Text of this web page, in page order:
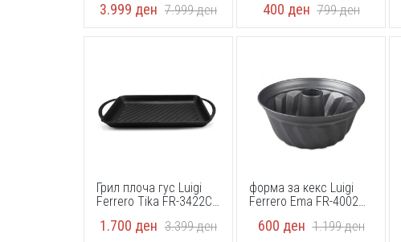
3.999 ден 7.999ден 400 ден 799ден
Грил плоча гус Luigi
Ferrero Tika FR-3422CI
1.700 ден 3.399ден
форма за кекс Luigi
Ferrero Ema FR-4002
600 ден 1.199ден